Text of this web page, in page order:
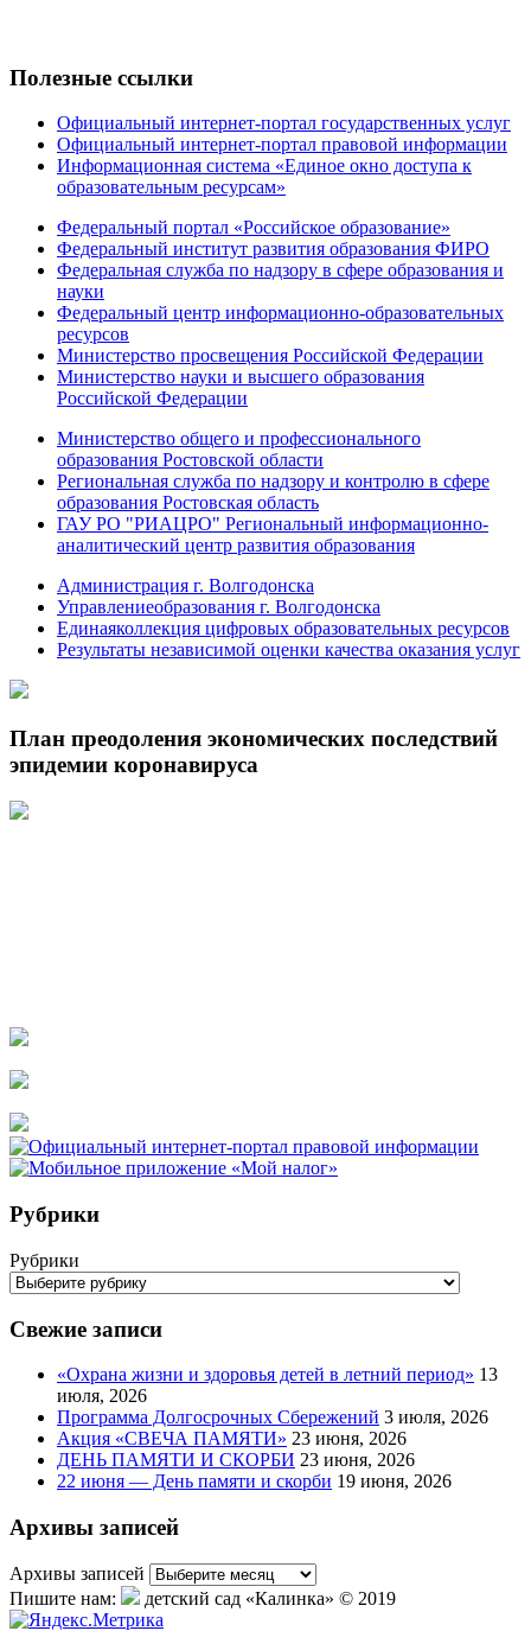
Полезные ссылки
Официальный интернет-портал государственных услуг
Официальный интернет-портал правовой информации
Информационная система «Единое окно доступа к
образовательным ресурсам»
Федеральный портал «Российское образование»
Федеральный институт развития образования ФИРО
Федеральная служба по надзору в сфере образования и
науки
Федеральный центр информационно-образовательных
ресурсов
Министерство просвещения Российской Федерации
Министерство науки и высшего образования
Российской Федерации
Министерство общего и профессионального
образования Ростовской области
Региональная служба по надзору и контролю в сфере
образования Ростовская область
ГАУ РО "РИАЦРО" Региональный информационно-
аналитический центр развития образования
Администрация г. Волгодонска
Управлениеобразования г. Волгодонска
Единаяколлекция цифровых образовательных ресурсов
Результаты независимой оценки качества оказания услуг
План преодоления экономических последствий
эпидемии коронавируса
Рубрики
Рубрики
Свежие записи
«Охрана жизни и здоровья детей в летний период» 13
июля, 2026
Программа Долгосрочных Сбережений 3 июля, 2026
Акция «СВЕЧА ПАМЯТИ» 23 июня, 2026
ДЕНЬ ПАМЯТИ И СКОРБИ 23 июня, 2026
22 июня — День памяти и скорби 19 июня, 2026
Архивы записей
Архивы записей
Пишите нам:
детский сад «Калинка» © 2019